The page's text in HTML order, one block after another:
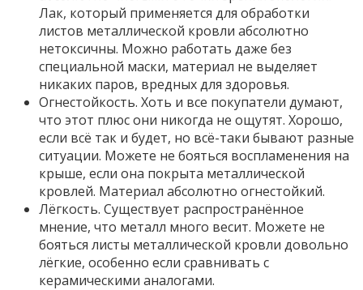
Лак, который применяется для обработки
листов металлической кровли абсолютно
нетоксичны. Можно работать даже без
специальной маски, материал не выделяет
никаких паров, вредных для здоровья.
Огнестойкость. Хоть и все покупатели думают,
что этот плюс они никогда не ощутят. Хорошо,
если всё так и будет, но всё-таки бывают разные
ситуации. Можете не бояться воспламенения на
крыше, если она покрыта металлической
кровлей. Материал абсолютно огнестойкий.
Лёгкость. Существует распространённое
мнение, что металл много весит. Можете не
бояться листы металлической кровли довольно
лёгкие, особенно если сравнивать с
керамическими аналогами.